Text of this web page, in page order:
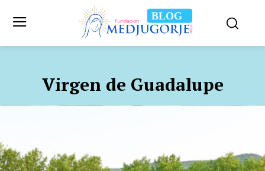
BLOG
Virgen de Guadalupe